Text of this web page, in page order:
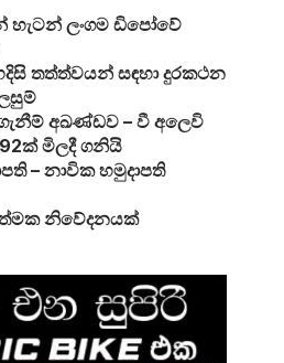
ලංගම ඩිපෝවේ
තත්ත්වයන් සඳහා දුරකථන
අඛණ්ඩව – වී අලෙවි
මිලදී ගනියි
– නාවික හමුදාපති
නිවේදනයක්